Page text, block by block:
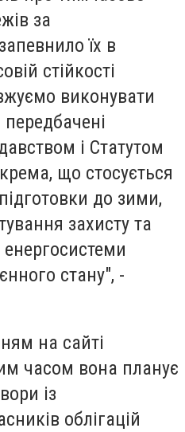
за
їх в
стійкості
виконувати
і Статутом
що стосується
до зими,
захисту та
енергосистеми
стану", -
на сайті
часом вона планує
із
облігацій